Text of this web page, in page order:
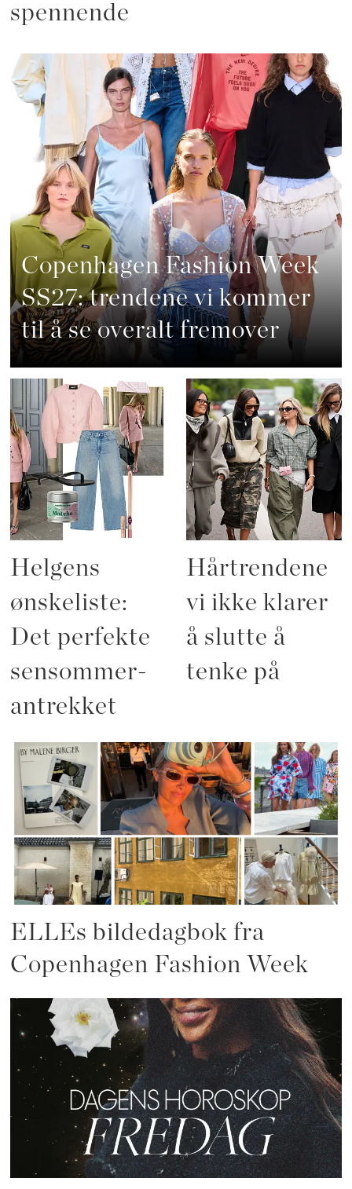
spennende
Copenhagen Fashion Week
SS27: trendene vi kommer
til å se overalt fremover
Helgens
ønskeliste:
Det perfekte
sensommer-
antrekket
Hårtrendene
vi ikke klarer
å slutte å
tenke på
ELLEs bildedagbok fra
Copenhagen Fashion Week